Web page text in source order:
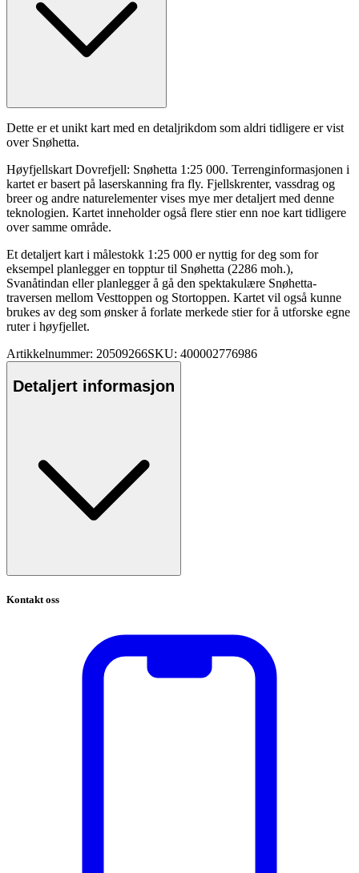
Dette er et unikt kart med en detaljrikdom som aldri tidligere er vist
over Snøhetta.
Høyfjellskart Dovrefjell: Snøhetta 1:25 000. Terrenginformasjonen i
kartet er basert på laserskanning fra fly. Fjellskrenter, vassdrag og
breer og andre naturelementer vises mye mer detaljert med denne
teknologien. Kartet inneholder også flere stier enn noe kart tidligere
over samme område.
Et detaljert kart i målestokk 1:25 000 er nyttig for deg som for
eksempel planlegger en topptur til Snøhetta (2286 moh.),
Svanåtindan eller planlegger å gå den spektakulære Snøhetta-
traversen mellom Vesttoppen og Stortoppen. Kartet vil også kunne
brukes av deg som ønsker å forlate merkede stier for å utforske egne
ruter i høyfjellet.
Artikkelnummer: 20509266SKU: 400002776986
Detaljert informasjon
Kontakt oss